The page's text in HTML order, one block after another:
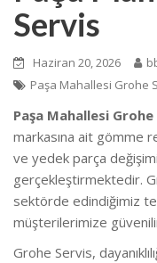
Servis
Haziran 20, 2026
Paşa Mahallesi Grohe
Paşa Mahallesi
markasına ait gömme
ve yedek parça
gerçekleştirmektedir.
sektörde edindiğimiz
müşterilerimize
Grohe Servis,